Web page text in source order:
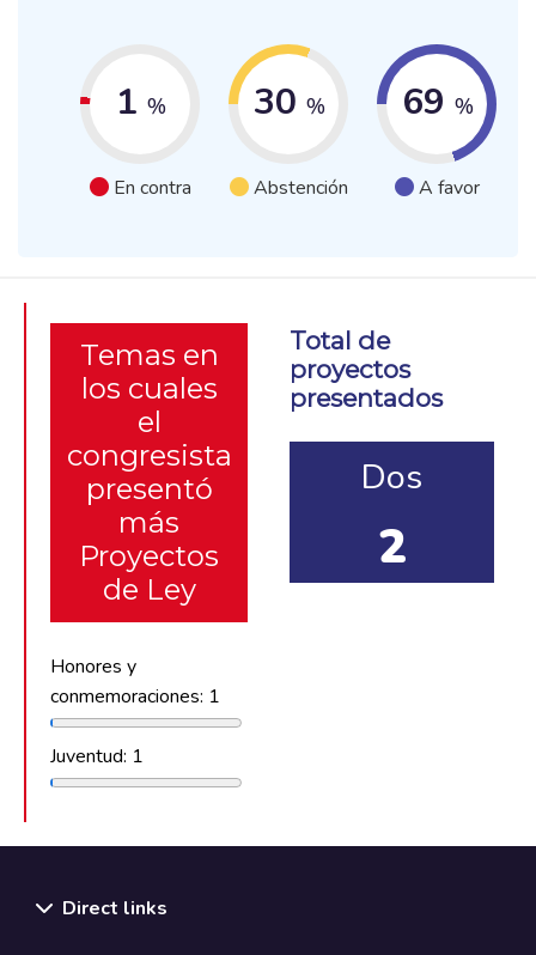
1 %
En contra
30 %
Abstención
69 %
A favor
Temas en
los cuales
el
congresista
presentó
más
Proyectos
de Ley
Honores y
conmemoraciones: 1
Juventud: 1
Total de
proyectos
presentados
Dos
2
Direct links